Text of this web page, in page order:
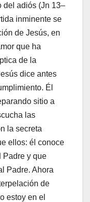
del adiós (Jn 13–
inminente se
de Jesús, en
que ha
de la
dice antes
Él
sitio a
las
la secreta
ellos: él conoce
Padre y que
Padre. Ahora
de
estoy en el